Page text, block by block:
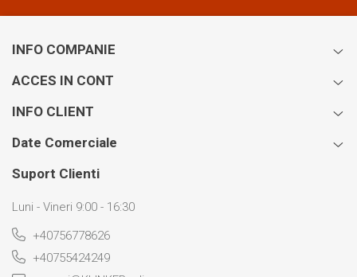
INFO COMPANIE
ACCES IN CONT
INFO CLIENT
Date Comerciale
Suport Clienti
Luni - Vineri 9:00 - 16:30
+40756778626
+40755424249